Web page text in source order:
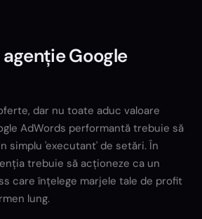
Google
dar nu toate aduc valoare
AdWords performantă trebuie să
simplu 'executant' de setări. În
trebuie să acționeze ca un
care înțelege marjele tale de profit
lung.